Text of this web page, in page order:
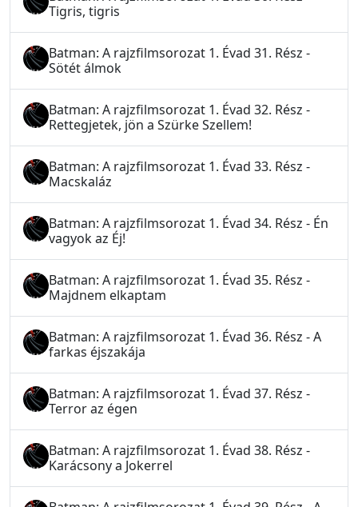
Tigris, tigris
Batman: A rajzfilmsorozat 1. Évad 31. Rész -
Sötét álmok
Batman: A rajzfilmsorozat 1. Évad 32. Rész -
Rettegjetek, jön a Szürke Szellem!
Batman: A rajzfilmsorozat 1. Évad 33. Rész -
Macskaláz
Batman: A rajzfilmsorozat 1. Évad 34. Rész - Én
vagyok az Éj!
Batman: A rajzfilmsorozat 1. Évad 35. Rész -
Majdnem elkaptam
Batman: A rajzfilmsorozat 1. Évad 36. Rész - A
farkas éjszakája
Batman: A rajzfilmsorozat 1. Évad 37. Rész -
Terror az égen
Batman: A rajzfilmsorozat 1. Évad 38. Rész -
Karácsony a Jokerrel